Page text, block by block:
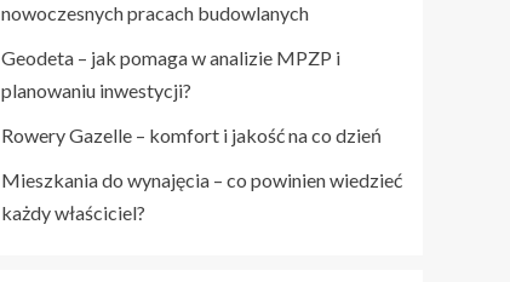
nowoczesnych pracach budowlanych
Geodeta – jak pomaga w analizie MPZP i
planowaniu inwestycji?
Rowery Gazelle – komfort i jakość na co dzień
Mieszkania do wynajęcia – co powinien wiedzieć
każdy właściciel?